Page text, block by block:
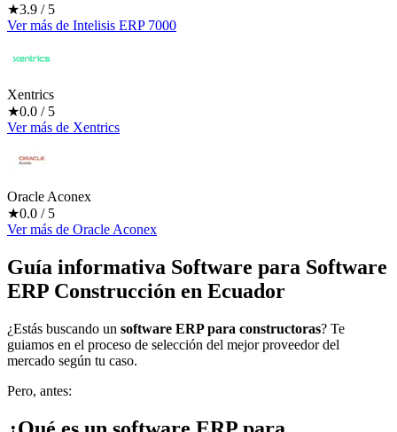
★3.9 / 5
Ver más de Intelisis ERP 7000
Xentrics
★0.0 / 5
Ver más de Xentrics
Oracle Aconex
★0.0 / 5
Ver más de Oracle Aconex
Guía informativa Software para Software
ERP Construcción en Ecuador
¿Estás buscando un software ERP para constructoras? Te
guiamos en el proceso de selección del mejor proveedor del
mercado según tu caso.
Pero, antes: